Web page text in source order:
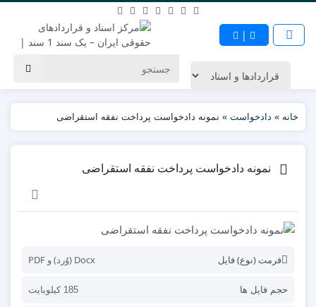
|
خانه » دادخواست » نمونه دادخواست پرداخت نفقه استقراضی
نمونه دادخواست پرداخت نفقه استقراضی
فرمت (نوع) فایل Docx (وُرد) و PDF
حجم فایل ها 185 کیلوبایت